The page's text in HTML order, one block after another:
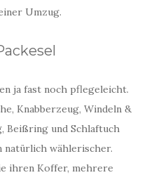
Umzug.
ja fast noch pflegeleicht.
Knabberzeug, Windeln &
Beißring und Schlaftuch
natürlich wählerischer.
ihren Koffer, mehrere